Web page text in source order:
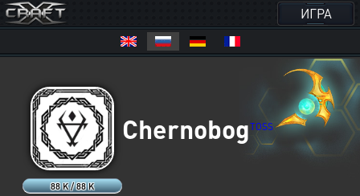
ИГРА
88 K / 88 K
ChernobogTOSS